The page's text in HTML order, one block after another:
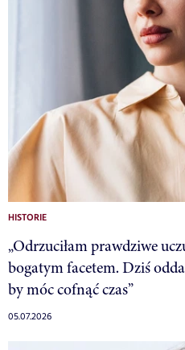
HISTORIE
„Odrzuciłam prawdziwe
bogatym facetem. Dziś
by móc cofnąć czas”
05.07.2026